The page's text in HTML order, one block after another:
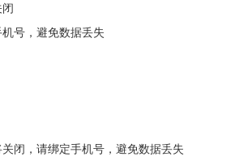
号，避免数据丢失
闭，请绑定手机号，避免数据丢失